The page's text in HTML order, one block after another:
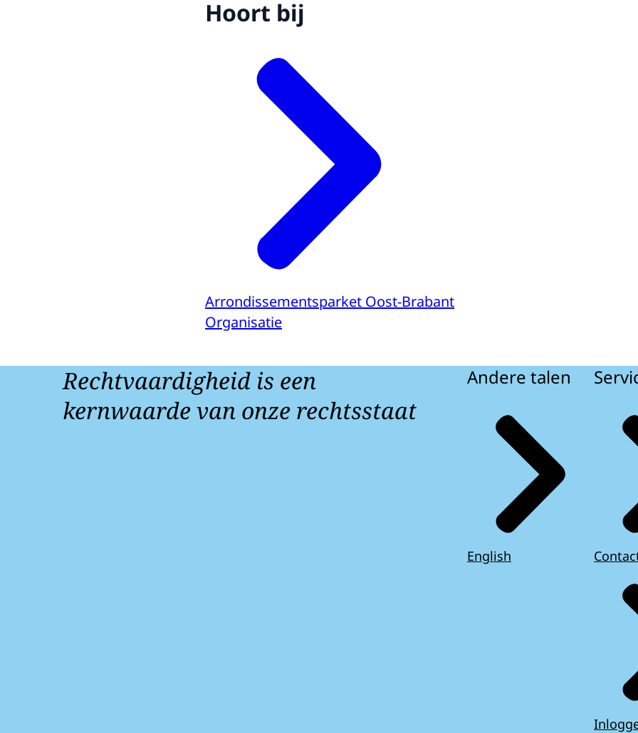
Hoort bij
Arrondissementsparket Oost-Brabant
Organisatie
Rechtvaardigheid is een
kernwaarde van onze rechtsstaat
Andere talen
English